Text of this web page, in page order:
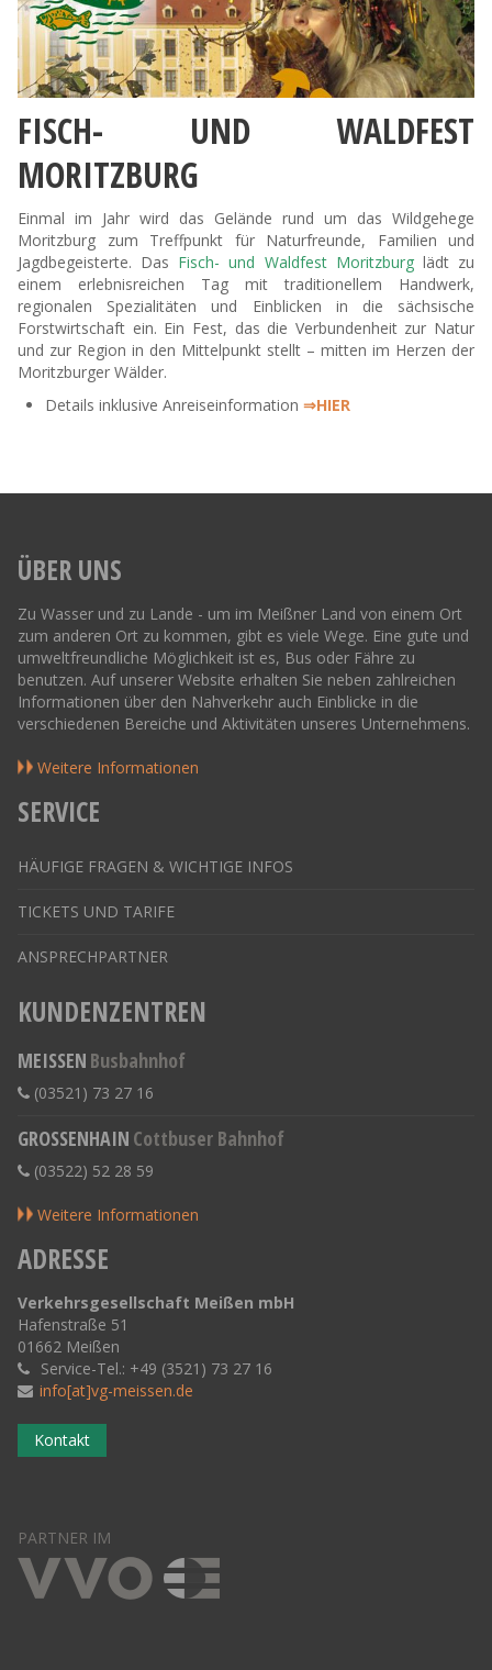
FISCH- UND WALDFEST
MORITZBURG
Einmal im Jahr wird das Gelände rund um das Wildgehege
Moritzburg zum Treffpunkt für Naturfreunde, Familien und
Jagdbegeisterte. Das Fisch- und Waldfest Moritzburglädt zu
einem erlebnisreichen Tag mit traditionellem Handwerk,
regionalen Spezialitäten und Einblicken in die sächsische
Forstwirtschaft ein. Ein Fest, das die Verbundenheit zur Natur
und zur Region in den Mittelpunkt stellt – mitten im Herzen der
Moritzburger Wälder.
Details inklusive Anreiseinformation ⇒HIER
ÜBER UNS
Zu Wasser und zu Lande - um im Meißner Land von einem Ort
zum anderen Ort zu kommen, gibt es viele Wege. Eine gute und
umweltfreundliche Möglichkeit ist es, Bus oder Fähre zu
benutzen. Auf unserer Website erhalten Sie neben zahlreichen
Informationen über den Nahverkehr auch Einblicke in die
verschiedenen Bereiche und Aktivitäten unseres Unternehmens.
Weitere Informationen
SERVICE
HÄUFIGE FRAGEN & WICHTIGE INFOS
TICKETS UND TARIFE
ANSPRECHPARTNER
KUNDENZENTREN
MEISSEN Busbahnhof
(03521) 73 27 16
GROSSENHAIN Cottbuser Bahnhof
(03522) 52 28 59
Weitere Informationen
ADRESSE
Verkehrsgesellschaft Meißen mbH
Hafenstraße 51
01662 Meißen
Service-Tel.: +49 (3521) 73 27 16
info[at]vg-meissen.de
Kontakt
PARTNER IM